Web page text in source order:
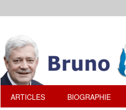
ARTICLES BIOGRAPHIE